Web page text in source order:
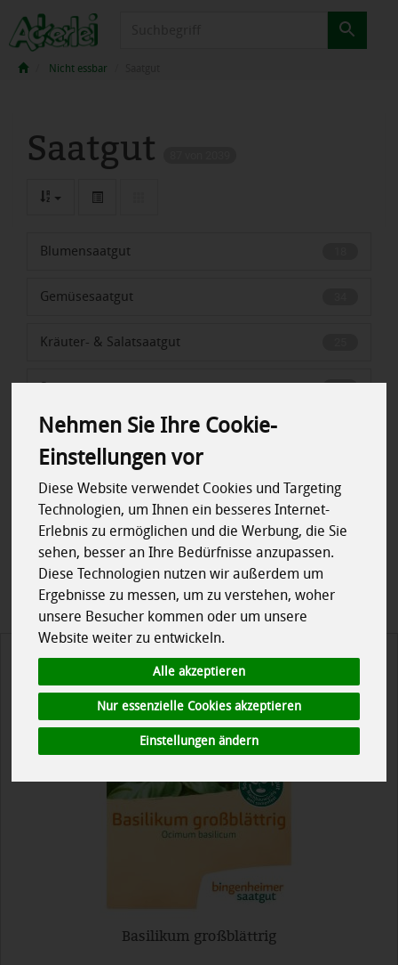
Nehmen Sie Ihre Cookie-
Einstellungen vor
Diese Website verwendet Cookies und Targeting
Technologien, um Ihnen ein besseres Internet-
Erlebnis zu ermöglichen und die Werbung, die Sie
sehen, besser an Ihre Bedürfnisse anzupassen.
Diese Technologien nutzen wir außerdem um
Ergebnisse zu messen, um zu verstehen, woher
unsere Besucher kommen oder um unsere
Website weiter zu entwickeln.
Alle akzeptieren
Nur essenzielle Cookies akzeptieren
Einstellungen ändern
Nicht essbar
Saatgut
Blumensaatgut
Gemüsesaatgut
Kräuter- & Salatsaatgut
Sprossensaatgut
Hersteller Ernährung
Allergene Regional
Basilikum großblättrig